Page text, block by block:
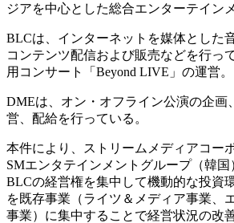
ジアを中心とした総合エンターテイン
BLCは、インターネットを媒体とした
コンテンツ配信および販売などを行っ
用コンサート「Beyond LIVE」の運営。
DMEは、オン・オフライン公演の企画
営、配給を行っている。
本件により、ストリームメディアコー
SMエンタテインメントグループ（韓
BLCの経営権を集中して機動的な投資
を既存事業（ライツ＆メディア事業、
事業）に集中することで経営状況の改